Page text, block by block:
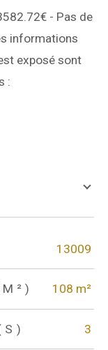
- Pas de
informations
exposé sont
:
13009
108 m²
3